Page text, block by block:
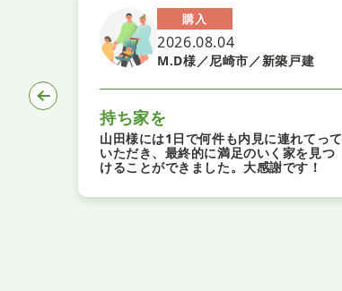
購入
2026.08.04
M.D様／尼崎市／新築戸建
持ち家を
山田様には1日で何件も内見に連れてって
いただき、最終的に満足のいく家を見つ
けることができました。大感謝です！